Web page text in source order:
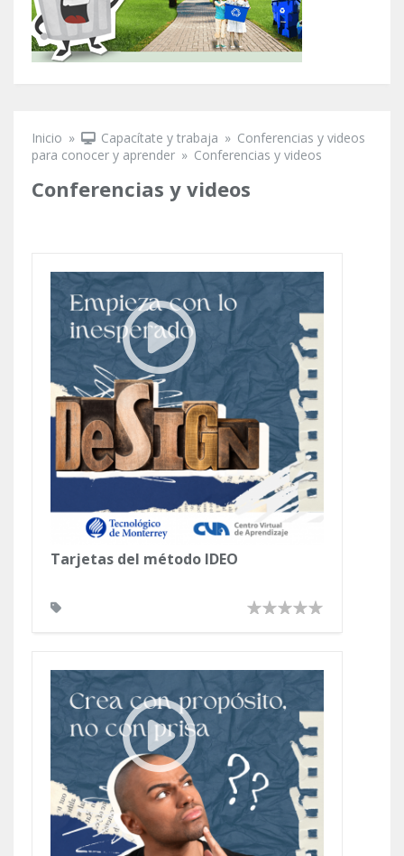
Se encuentra usted aquí
Inicio » Capacítate y trabaja » Conferencias y videos
para conocer y aprender » Conferencias y videos
Conferencias y videos
Tarjetas del método IDEO